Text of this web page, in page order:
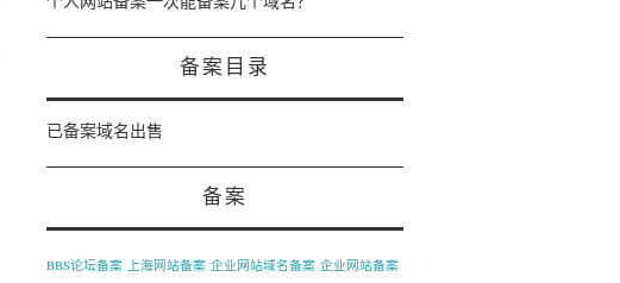
备案目录
已备案域名出售
备案
BBS论坛备案 上海网站备案 企业网站域名备案 企业网站备案